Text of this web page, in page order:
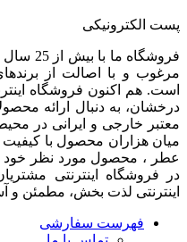
پست الکترونیکی
مرغوب و با اصالت از
است. هم اکنون فروشگاه
درخشان، به دنبال ارائه
معتبر خارجی و ايرانی در
ميان هزاران محصول با
عطر ، محصول مورد نظر خود
در فروشگاه اینترنتی
اینترنتی لذت بخش، مطمئن و
فهرست سفارشی